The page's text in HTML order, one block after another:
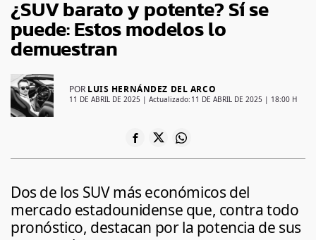
CURIOSIDADES
MARCAS
RANKINGS
SÍGUENOS
¿SUV barato y potente? Sí se
puede: Estos modelos lo
demuestran
POR LUIS HERNÁNDEZ DEL ARCO
11 DE ABRIL DE 2025 | Actualizado: 11 DE ABRIL DE 2025 | 18:00 H
Dos de los SUV más económicos del
mercado estadounidense que, contra todo
pronóstico, destacan por la potencia de sus